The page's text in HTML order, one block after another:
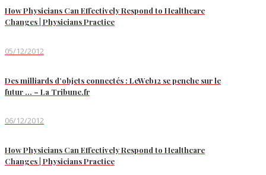
How Physicians Can Effectively Respond to Healthcare
Changes | Physicians Practice
05/12/2012
Des milliards d’objets connectés : LeWeb12 se penche sur le
futur … – La Tribune.fr
06/12/2012
How Physicians Can Effectively Respond to Healthcare
Changes | Physicians Practice